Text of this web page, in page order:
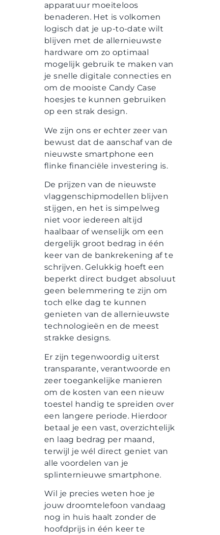
apparatuur moeiteloos
benaderen. Het is volkomen
logisch dat je up-to-date wilt
blijven met de allernieuwste
hardware om zo optimaal
mogelijk gebruik te maken van
je snelle digitale connecties en
om de mooiste Candy Case
hoesjes te kunnen gebruiken
op een strak design.
We zijn ons er echter zeer van
bewust dat de aanschaf van de
nieuwste smartphone een
flinke financiële investering is.
De prijzen van de nieuwste
vlaggenschipmodellen blijven
stijgen, en het is simpelweg
niet voor iedereen altijd
haalbaar of wenselijk om een
dergelijk groot bedrag in één
keer van de bankrekening af te
schrijven. Gelukkig hoeft een
beperkt direct budget absoluut
geen belemmering te zijn om
toch elke dag te kunnen
genieten van de allernieuwste
technologieën en de meest
strakke designs.
Er zijn tegenwoordig uiterst
transparante, verantwoorde en
zeer toegankelijke manieren
om de kosten van een nieuw
toestel handig te spreiden over
een langere periode. Hierdoor
betaal je een vast, overzichtelijk
en laag bedrag per maand,
terwijl je wél direct geniet van
alle voordelen van je
splinternieuwe smartphone.
Wil je precies weten hoe je
jouw droomtelefoon vandaag
nog in huis haalt zonder de
hoofdprijs in één keer te